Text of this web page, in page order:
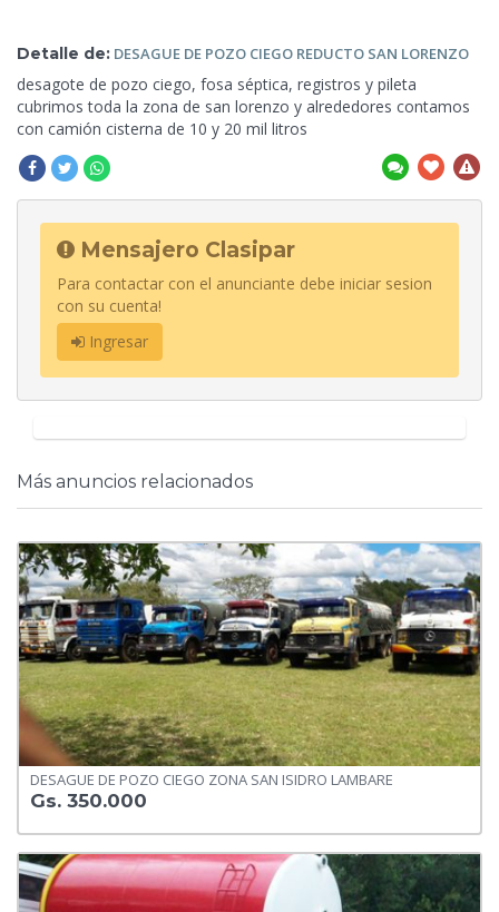
Detalle de: DESAGUE DE POZO CIEGO REDUCTO SAN LORENZO
desagote de pozo ciego, fosa séptica, registros y pileta
cubrimos toda la zona de san lorenzo y alrededores contamos
con camión cisterna de 10 y 20 mil litros
Mensajero Clasipar
Para contactar con el anunciante debe iniciar sesion
con su cuenta!
Ingresar
Más anuncios relacionados
DESAGUE DE POZO CIEGO ZONA SAN ISIDRO LAMBARE
Gs. 350.000